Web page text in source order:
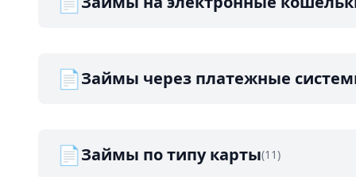
📄Займы через платежные
📄Займы по типу карты(11)